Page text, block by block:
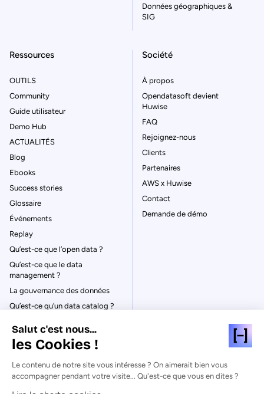
Données géographiques &
SIG
Ressources
OUTILS
Community
Guide utilisateur
Demo Hub
ACTUALITÉS
Blog
Ebooks
Success stories
Glossaire
Événements
Replay
Qu’est-ce que l’open data ?
Qu’est-ce que le data
management ?
La gouvernance des données
Qu’est-ce qu’un data catalog ?
Société
À propos
Opendatasoft devient
Huwise
FAQ
Rejoignez-nous
Clients
Partenaires
AWS x Huwise
Contact
Demande de démo
© Huwise 2026
Salut c'est nous...
les Cookies !
Le contenu de notre site vous intéresse ? On aimerait bien vous
accompagner pendant votre visite... Qu'est-ce que vous en dites ?